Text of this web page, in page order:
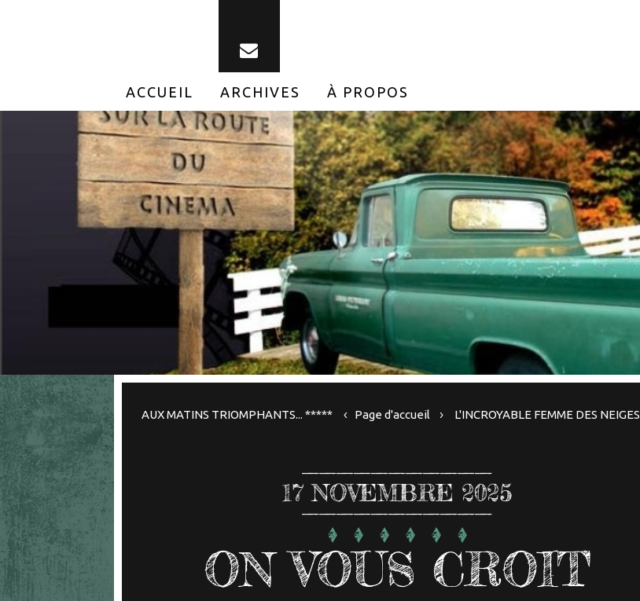
ACCUEIL ARCHIVES À PROPOS
AUX MATINS TRIOMPHANTS... ***** Page d'accueil L'INCROYABLE FEMME DES NEIGES
17 NOVEMBRE 2025
ON VOUS CROIT